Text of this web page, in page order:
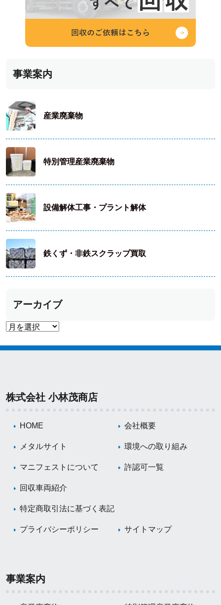
事業案内
産業廃棄物
特別管理産業廃棄物
設備解体工事・プラント解体
鉄くず・非鉄スクラップ買取
アーカイブ
株式会社 小林茂商店
HOME 会社概要
メタルサイト 環境への取り組み
マニフェストについて 許認可一覧
回収車両紹介
特定商取引法に基づく表記
プライバシーポリシー サイトマップ
事業案内